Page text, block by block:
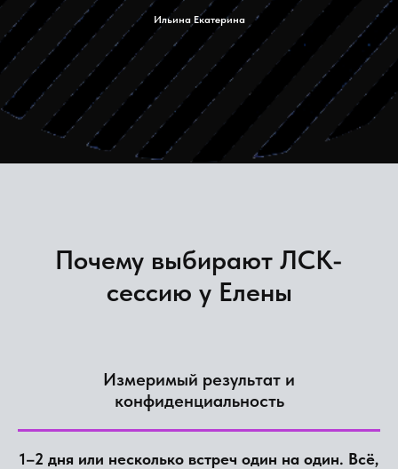
Ильина Екатерина
Почему выбирают ЛСК-
сессию у Елены
Измеримый результат и
конфиденциальность
1–2 дня или несколько встреч один на один. Всё,